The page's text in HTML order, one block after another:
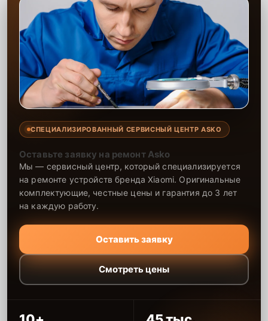
СПЕЦИАЛИЗИРОВАННЫЙ СЕРВИСНЫЙ ЦЕНТР ASKO
Оставьте заявку на ремонт Asko
Мы — сервисный центр, который специализируется
на ремонте устройств бренда Xiaomi. Оригинальные
комплектующие, честные цены и гарантия до 3 лет
на каждую работу.
Оставить заявку
Смотреть цены